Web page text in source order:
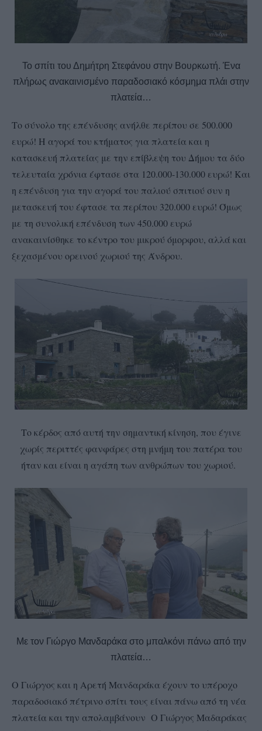
Το σπίτι του Δημήτρη Στεφάνου στην Βουρκωτή. Ένα
πλήρως ανακαινισμένο παραδοσιακό κόσμημα πλάι στην
πλατεία…
Το σύνολο της επένδυσης ανήλθε περίπου σε 500.000
ευρώ! Η αγορά του κτήματος για πλατεία και η
κατασκευή πλατείας με την επίβλεψη του Δήμου τα δύο
τελευταία χρόνια έφτασε στα 120.000-130.000 ευρώ! Και
η επένδυση για την αγορά του παλιού σπιτιού συν η
μετασκευή του έφτασε τα περίπου 320.000 ευρώ! Όμως
με τη συνολική επένδυση των 450.000 ευρώ
ανακαινίσθηκε το κέντρο του μικρού όμορφου, αλλά και
ξεχασμένου ορεινού χωριού της Άνδρου.
Το κέρδος από αυτή την σημαντική κίνηση, που έγινε
χωρίς περιττές φανφάρες στη μνήμη του πατέρα του
ήταν και είναι η αγάπη των ανθρώπων του χωριού.
Με τον Γιώργο Μανδαράκα στο μπαλκόνι πάνω από την
πλατεία…
Ο Γιώργος και η Αρετή Μανδαράκα έχουν το υπέροχο
παραδοσιακό πέτρινο σπίτι τους είναι πάνω από τη νέα
πλατεία και την απολαμβάνουν Ο Γιώργος Μαδαράκας